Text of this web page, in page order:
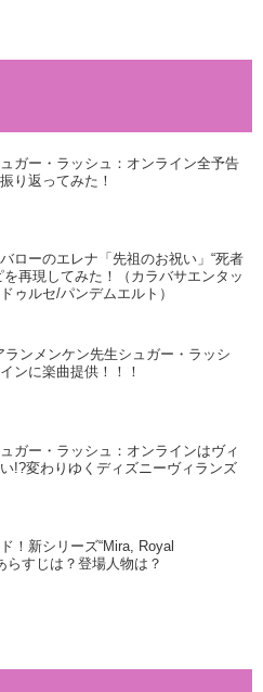
ュガー・ラッシュ：オンライン全予告
り返ってみた！
バローのエレナ「先祖のお祝い」“死者
を再現してみた！（カラバサエンタッ
ゥルセ/パンデムエルト）
ランメンケン先生シュガー・ラッシ
ンに楽曲提供！！！
ュガー・ラッシュ：オンラインはヴィ
!?変わりゆくディズニーヴィランズ
！新シリーズ“Mira, Royal
らすじは？登場人物は？